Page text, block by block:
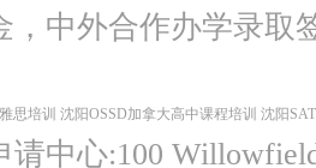
，中外合作办学录取
思培训 沈阳OSSD加拿大高中课程培训 沈阳
中心:100